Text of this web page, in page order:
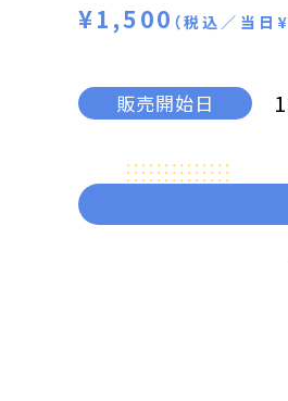
¥1,500 （税込／当
販売開始日